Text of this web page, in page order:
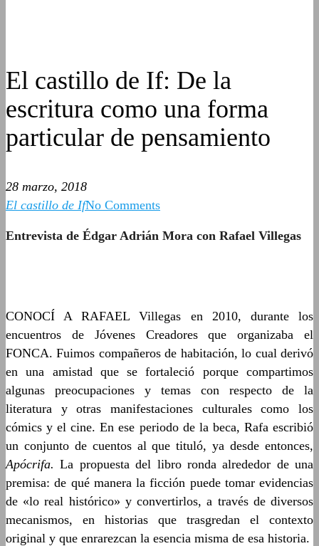
El castillo de If: De la
escritura como una forma
particular de pensamiento
28 marzo, 2018
El castillo de IfNo Comments
Entrevista de Édgar Adrián Mora con Rafael Villegas
CONOCÍ A RAFAEL Villegas en 2010, durante los
encuentros de Jóvenes Creadores que organizaba el
FONCA. Fuimos compañeros de habitación, lo cual derivó
en una amistad que se fortaleció porque compartimos
algunas preocupaciones y temas con respecto de la
literatura y otras manifestaciones culturales como los
cómics y el cine. En ese periodo de la beca, Rafa escribió
un conjunto de cuentos al que tituló, ya desde entonces,
Apócrifa.La propuesta del libro ronda alrededor de una
premisa: de qué manera la ficción puede tomar evidencias
de «lo real histórico» y convertirlos, a través de diversos
mecanismos, en historias que trasgredan el contexto
original y que enrarezcan la esencia misma de esa historia.